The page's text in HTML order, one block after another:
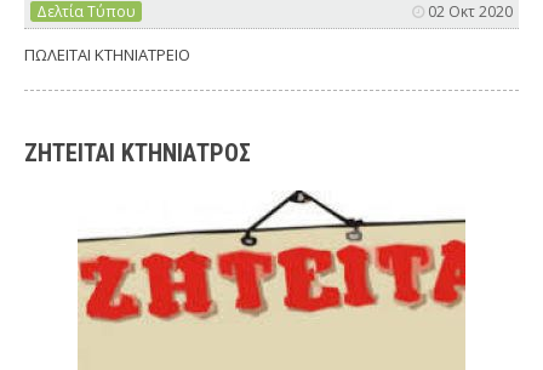
Δελτία Τύπου 02 Οκτ 2020
ΠΩΛΕΙΤΑΙ ΚΤΗΝΙΑΤΡΕΙΟ
ΖΗΤΕΙΤΑΙ ΚΤΗΝΙΑΤΡΟΣ